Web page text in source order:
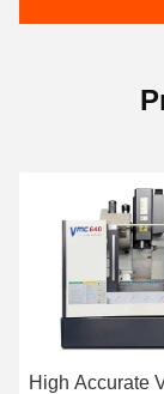
High Accurate